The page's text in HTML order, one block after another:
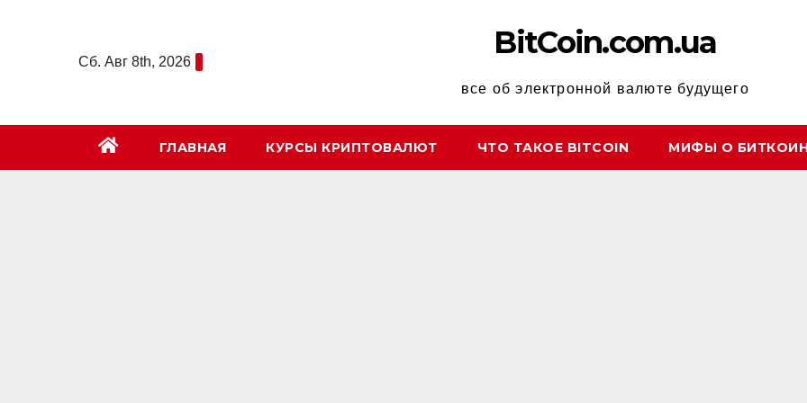
содержимомуСб. Авг 8th, 2026
BitCoin.com.ua
все об электронной валюте будущего
ГЛАВНАЯ КУРСЫ КРИПТОВАЛЮТ ЧТО ТАКОЕ BITCOIN МИФЫ О